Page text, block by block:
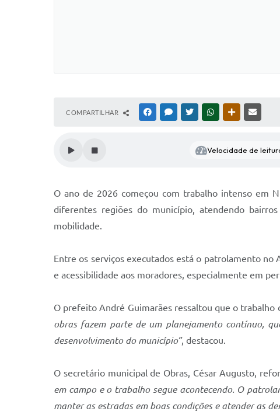
COMPARTILHAR FACEBOOKMESSENGER
TWITTERWHATSAPPOUTRAS
Velocidade de
O ano de 2026 começou com trabalho intenso em
diferentes regiões do município, atendendo
mobilidade.
Entre os serviços executados está o patrolamento
e acessibilidade aos moradores, especialmente em
O prefeito André Guimarães ressaltou que o trabalho
obras fazem parte de um planejamento contínuo,
desenvolvimento do município”, destacou.
O secretário municipal de Obras, César Augusto,
em campo e o trabalho segue acontecendo. O
manter as estradas em boas condições e atender as